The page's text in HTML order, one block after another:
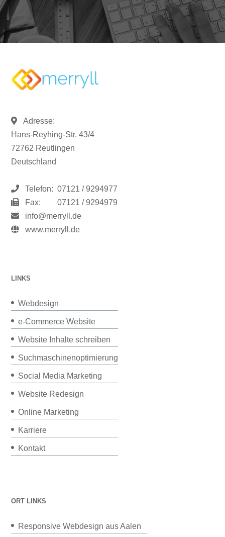
Adresse:
Hans-Reyhing-Str. 43/4
72762 Reutlingen
Deutschland
Telefon: 07121 / 9294977
Fax:
07121 / 9294979
info@merryll.de
www.merryll.de
LINKS
Webdesign
e-Commerce Website
Website Inhalte schreiben
Suchmaschinenoptimierung
Social Media Marketing
Website Redesign
Online Marketing
Karriere
Kontakt
ORT LINKS
Responsive Webdesign aus Aalen